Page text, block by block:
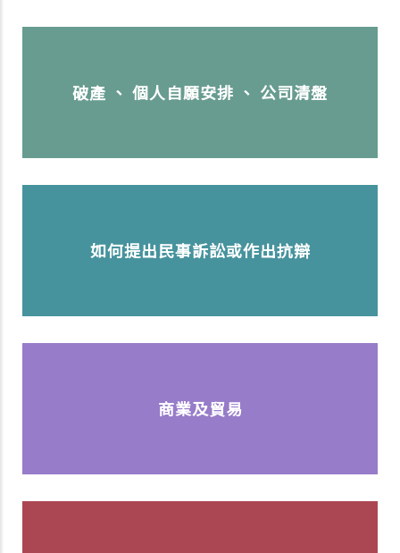
破產 、 個人自願安排 、 公司清盤
如何提出民事訴訟或作出抗辯
商業及貿易